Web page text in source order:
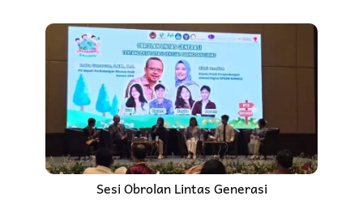
Sesi Obrolan Lintas Generasi